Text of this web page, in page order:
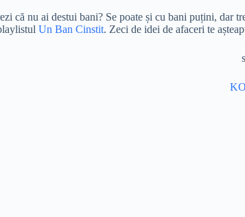
că nu ai destui bani? Se poate și cu bani puțini, dar
Un Ban Cinstit. Zeci de idei de afaceri te